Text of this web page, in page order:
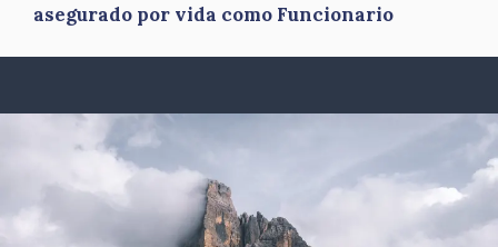
asegurado por vida como Funcionario